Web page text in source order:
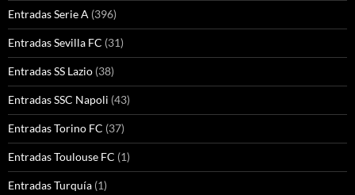
Entradas Serie A (396)
Entradas Sevilla FC (31)
Entradas SS Lazio (38)
Entradas SSC Napoli (43)
Entradas Torino FC (37)
Entradas Toulouse FC (1)
Entradas Turquía (1)